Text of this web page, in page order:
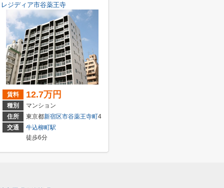
レジディア市谷薬王寺
賃料 12.7万円
種別
マンション
住所
東京都新宿区市谷薬王寺町4
交通
牛込柳町駅
徒歩6分